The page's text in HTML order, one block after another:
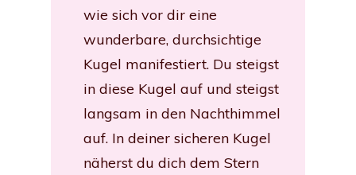
wie sich vor dir eine
wunderbare, durchsichtige
Kugel manifestiert. Du steigst
in diese Kugel auf und steigst
langsam in den Nachthimmel
auf. In deiner sicheren Kugel
näherst du dich dem Stern